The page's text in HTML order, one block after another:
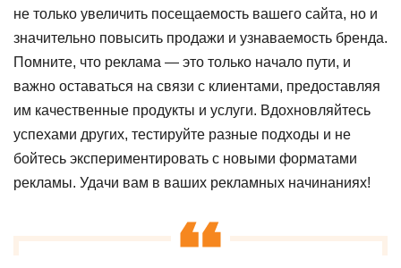
не только увеличить посещаемость вашего сайта, но и
значительно повысить продажи и узнаваемость бренда.
Помните, что реклама — это только начало пути, и
важно оставаться на связи с клиентами, предоставляя
им качественные продукты и услуги. Вдохновляйтесь
успехами других, тестируйте разные подходы и не
бойтесь экспериментировать с новыми форматами
рекламы. Удачи вам в ваших рекламных начинаниях!